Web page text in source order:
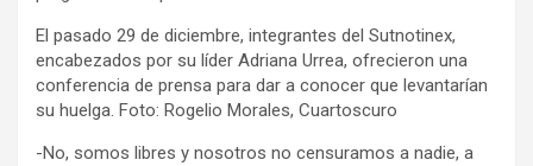
El pasado 29 de diciembre, integrantes del Sutnotinex,
encabezados por su líder Adriana Urrea, ofrecieron una
conferencia de prensa para dar a conocer que levantarían
su huelga. Foto: Rogelio Morales, Cuartoscuro
-No, somos libres y nosotros no censuramos a nadie, a